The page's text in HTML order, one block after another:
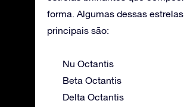
forma. Algumas dessas estrelas
principais são:
Nu Octantis
Beta Octantis
Delta Octantis